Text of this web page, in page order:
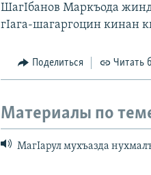
ШагIбанов Маркъода
гIага-шагаргоцин кинан
Поделиться Читать
Материалы по
МагIарул мухъазда